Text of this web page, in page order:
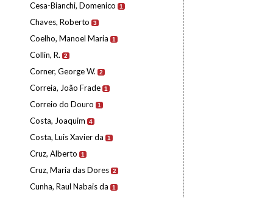
Cesa-Bianchi, Domenico 1
Chaves, Roberto 3
Coelho, Manoel Maria 1
Collin, R. 2
Corner, George W. 2
Correia, João Frade 1
Correio do Douro 1
Costa, Joaquim 4
Costa, Luis Xavier da 1
Cruz, Alberto 1
Cruz, Maria das Dores 2
Cunha, Raul Nabais da 1